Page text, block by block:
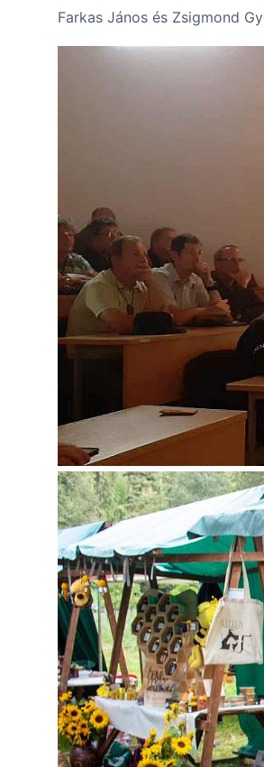
Farkas János és Zsigmond